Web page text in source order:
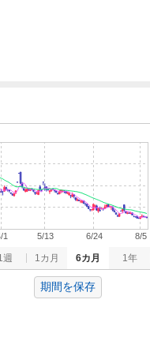
週 1カ月 6カ月 1年
1 5/13 6/24 8/5
期間を保存